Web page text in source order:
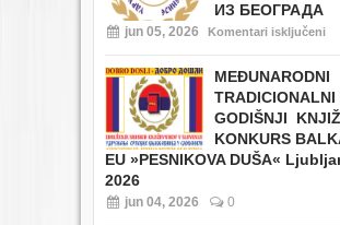
ИЗ БЕОГРАДА
jun 05, 2026 Komentari isključeni
MEĐUNARODNI
TRADICIONALNI
GODIŠNJI
KONKURS
EU »PESNIKOVA DUŠA«
2026
jun 04, 2026 0